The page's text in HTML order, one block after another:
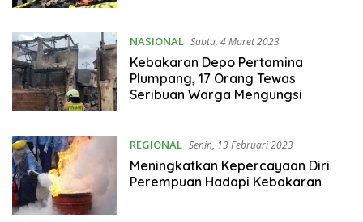
NASIONAL Sabtu, 4 Maret 2023
Kebakaran Depo Pertamina
Plumpang, 17 Orang Tewas
Seribuan Warga Mengungsi
REGIONAL Senin, 13 Februari 2023
Meningkatkan Kepercayaan Diri
Perempuan Hadapi Kebakaran